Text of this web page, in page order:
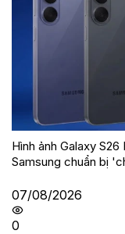
Hình ảnh Galaxy
Samsung chuẩn bị
07/08/2026
0